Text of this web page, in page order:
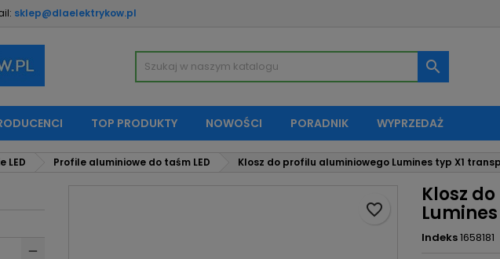
sklep@dlaelektrykow.pl

TOP PRODUKTY NOWOŚCI PORADNIK WYPRZEDAŻ
LED Profile aluminiowe do taśm LED Klosz do profilu aluminiowego Lumines typ X1
Klosz
Indeks1658181
favorite_border
Moje listy życzeń
Utwórz nową listę
Utwórz listę życzeń
Utwórz listę życzeń
Zaloguj się
Musisz być zalogowany by zapisać produkty na swojej liście życzeń.